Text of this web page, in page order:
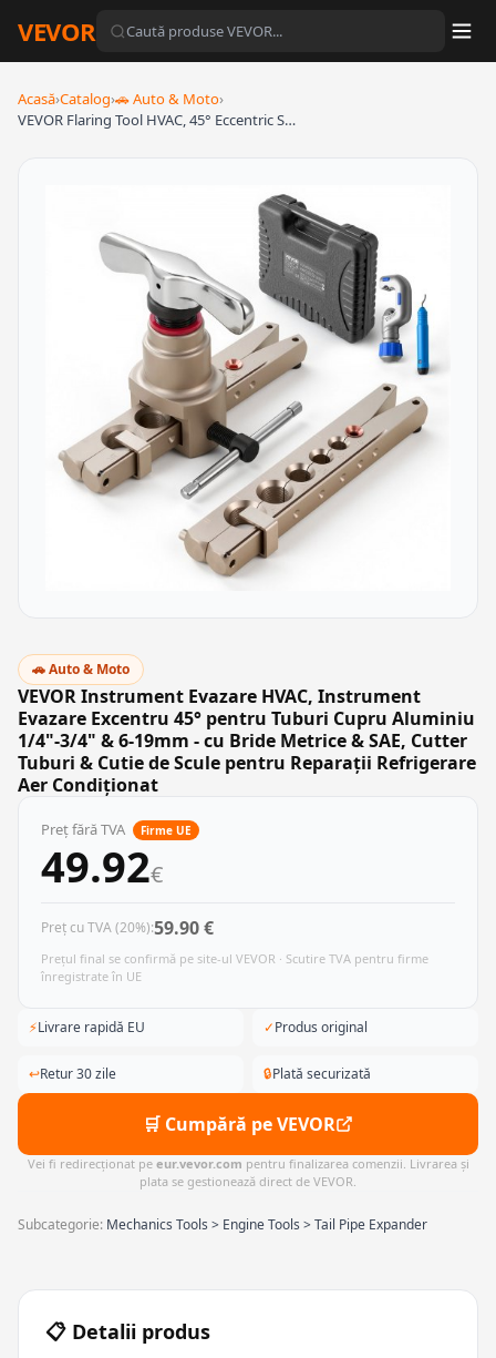
VEVOR
Acasă›Catalog›🚗 Auto & Moto›
VEVOR Flaring Tool HVAC, 45° Eccentric S…
🚗 Auto & Moto
VEVOR Instrument Evazare HVAC, Instrument
Evazare Excentru 45° pentru Tuburi Cupru Aluminiu
1/4"-3/4" & 6-19mm - cu Bride Metrice & SAE, Cutter
Tuburi & Cutie de Scule pentru Reparații Refrigerare
Aer Condiționat
Preț fără TVA Firme UE
49.92€
Preț cu TVA (20%):59.90 €
Prețul final se confirmă pe site-ul VEVOR · Scutire TVA pentru firme
înregistrate în UE
⚡Livrare rapidă EU ✓Produs original
↩Retur 30 zile 🔒Plată securizată
🛒 Cumpără pe VEVOR
Vei fi redirecționat pe eur.vevor.com pentru finalizarea comenzii. Livrarea și
plata se gestionează direct de VEVOR.
Subcategorie: Mechanics Tools > Engine Tools > Tail Pipe Expander
📋 Detalii produs